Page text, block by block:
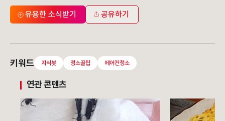
유용한 소식받기 공유하기
키워드 지식봇 청소꿀팁 에어컨청소
연관 콘텐츠